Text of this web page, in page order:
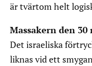
är tvärtom helt
Massakern den 30
Det israeliska
liknas vid ett